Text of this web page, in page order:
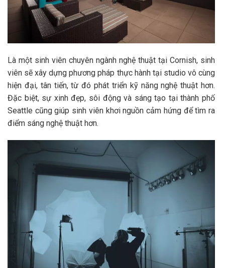
Là một sinh viên chuyên ngành nghệ thuật tại Cornish, sinh
viên sẽ xây dựng phương pháp thực hành tại studio vô cùng
hiện đại, tân tiến, từ đó phát triển kỹ năng nghệ thuật hơn.
Đặc biệt, sự xinh đẹp, sôi động và sáng tạo tại thành phố
Seattle cũng giúp sinh viên khơi nguồn cảm hứng để tìm ra
điểm sáng nghệ thuật hơn.